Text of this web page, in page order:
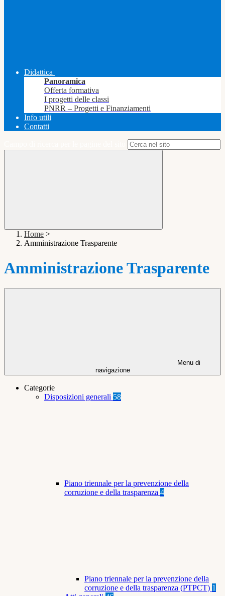
Didattica
Panoramica
Offerta formativa
I progetti delle classi
PNRR – Progetti e Finanziamenti
Info utili
Contatti
Home >
Amministrazione Trasparente
Amministrazione Trasparente
Menu di
navigazione
Categorie
Disposizioni generali 58
Piano triennale per la prevenzione della
corruzione e della trasparenza 4
Piano triennale per la prevenzione della
corruzione e della trasparenza (PTPCT) 1